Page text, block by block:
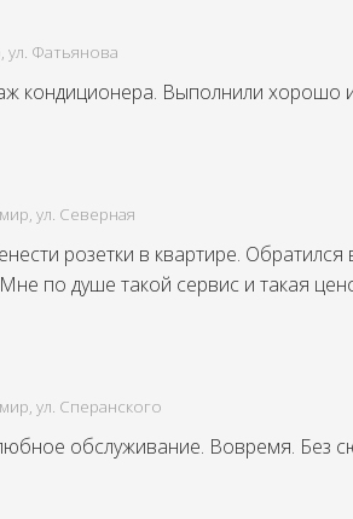
ул. Фатьянова
кондиционера. Выполнили хорошо
ул. Северная
розетки в квартире.
по душе такой сервис и такая
ул. Сперанского
обслуживание. Вовремя. Без